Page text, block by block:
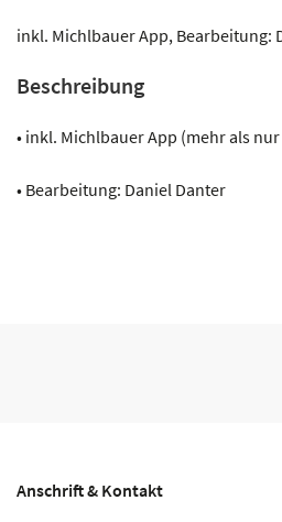
Goisern
BRENNA
GUAT
inkl. Michlbauer App, Bearbeitung:
Beschreibung
• inkl. Michlbauer App (mehr als nur
• Bearbeitung: Daniel Danter
Anschrift & Kontakt